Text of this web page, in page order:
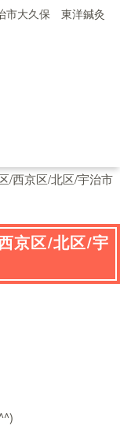
市大久保 東洋鍼灸
/西京区/北区/宇治市
京区/北区/宇